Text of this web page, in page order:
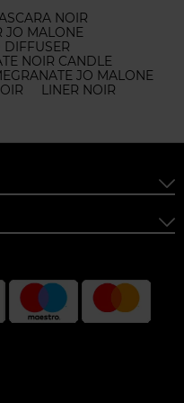
NOIR
JO MALONE
DIFFUSER
NOIR CANDLE
JO MALONE
LINER NOIR